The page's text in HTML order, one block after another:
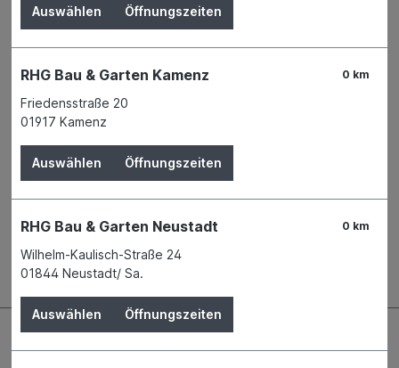
Zum Merkzettel hinzufügen
Verfügbarkeit
Verfügbar in 1 Filiale Filiale auswählen
Produktnummer:01093466
Name
Anschrift
76185 Karlsruhe
Telefon
+49 721 9728-0
E-Mail
info@eurobaustoff.de
Beschreibung
Auswählen Öffnungszeiten
0 km
RHG Bau & Garten Kamenz
Friedensstraße 20
01917 Kamenz
Auswählen Öffnungszeiten
0 km
RHG Bau & Garten Neustadt
Wilhelm-Kaulisch-Straße 24
01844 Neustadt/ Sa.
Auswählen Öffnungszeiten